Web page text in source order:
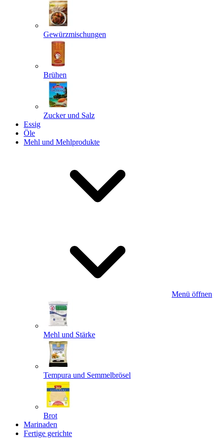
Gewürzmischungen
Brühen
Zucker und Salz
Essig
Öle
Mehl und Mehlprodukte
Menü öffnen
Mehl und Stärke
Tempura und Semmelbrösel
Brot
Marinaden
Fertige gerichte